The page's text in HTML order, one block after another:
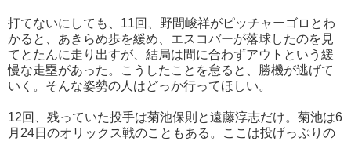
打てないにしても、11回、野間峻祥がピッチャーゴロとわ
かると、あきらめ歩を緩め、エスコバーが落球したのを見
てとたんに走り出すが、結局は間に合わずアウトという緩
慢な走塁があった。こうしたことを怠ると、勝機が逃げて
いく。そんな姿勢の人はどっか行ってほしい。
12回、残っていた投手は菊池保則と遠藤淳志だけ。菊池は6
月24日のオリックス戦のこともある。ここは投げっぷりの